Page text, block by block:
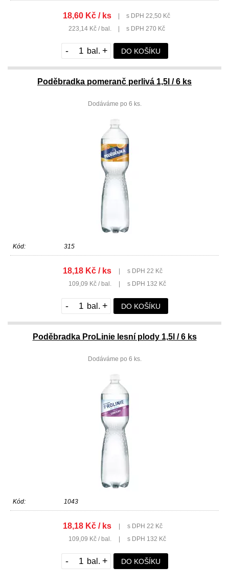
18,60 Kč / ks
s DPH 22,50 Kč
223,14 Kč / bal.
s DPH 270 Kč
- + DO KOŠÍKU
Poděbradka pomeranč perlivá 1,5l / 6 ks
Dodáváme po 6 ks.
Kód: 315
18,18 Kč / ks
s DPH 22 Kč
109,09 Kč / bal.
s DPH 132 Kč
- + DO KOŠÍKU
Poděbradka ProLinie lesní plody 1,5l / 6 ks
Dodáváme po 6 ks.
Kód: 1043
18,18 Kč / ks
s DPH 22 Kč
109,09 Kč / bal.
s DPH 132 Kč
- + DO KOŠÍKU